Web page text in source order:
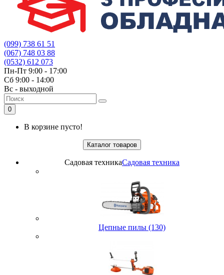
(099) 738 61 51
(067) 748 03 88
(0532) 612 073
Пн-Пт 9:00 - 17:00
Сб 9:00 - 14:00
Вс - выходной
0
В корзине пусто!
Каталог товаров
Садовая техникаСадовая техника
Цепные пилы (130)